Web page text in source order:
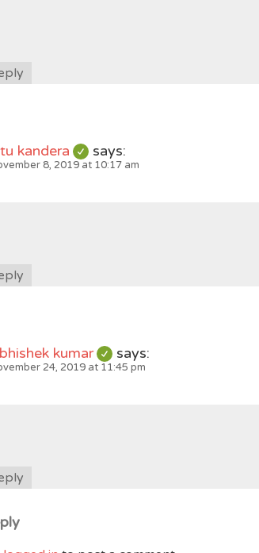
kandera says:
8, 2019 at 10:17 am
kumar says:
24, 2019 at 11:45 pm